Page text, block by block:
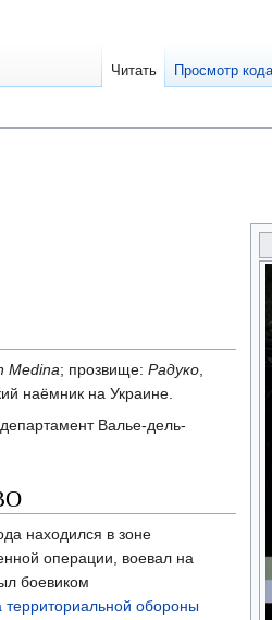
Medina; прозвище: Радуко,
наёмник на Украине.
Валье-дель-
находился в зоне
операции, воевал на
боевиком
территориальной обороны
Читать Просмотр